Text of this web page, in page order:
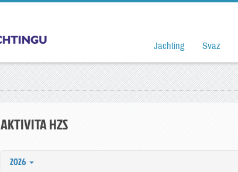
Jachting Svaz
AKTIVITA HZS
2026